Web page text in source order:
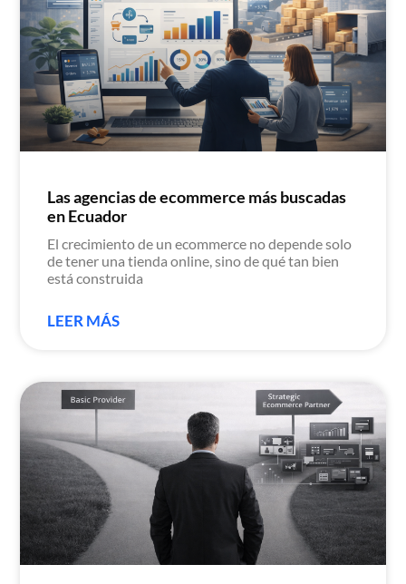
Las agencias de ecommerce más buscadas
en Ecuador
El crecimiento de un ecommerce no depende solo
de tener una tienda online, sino de qué tan bien
está construida
LEER MÁS